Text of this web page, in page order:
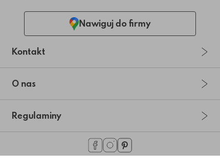
Nawiguj do firmy
Kontakt
O nas
Regulaminy